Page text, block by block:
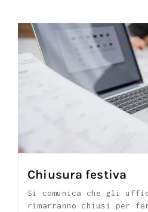
Chiusura festiva
Si comunica che gli uffici
rimarranno chiusi per